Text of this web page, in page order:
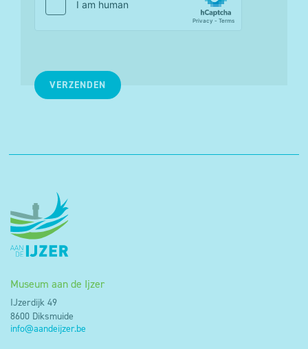
VERZENDEN
Museum aan de Ijzer
IJzerdijk 49
8600 Diksmuide
info@aandeijzer.be